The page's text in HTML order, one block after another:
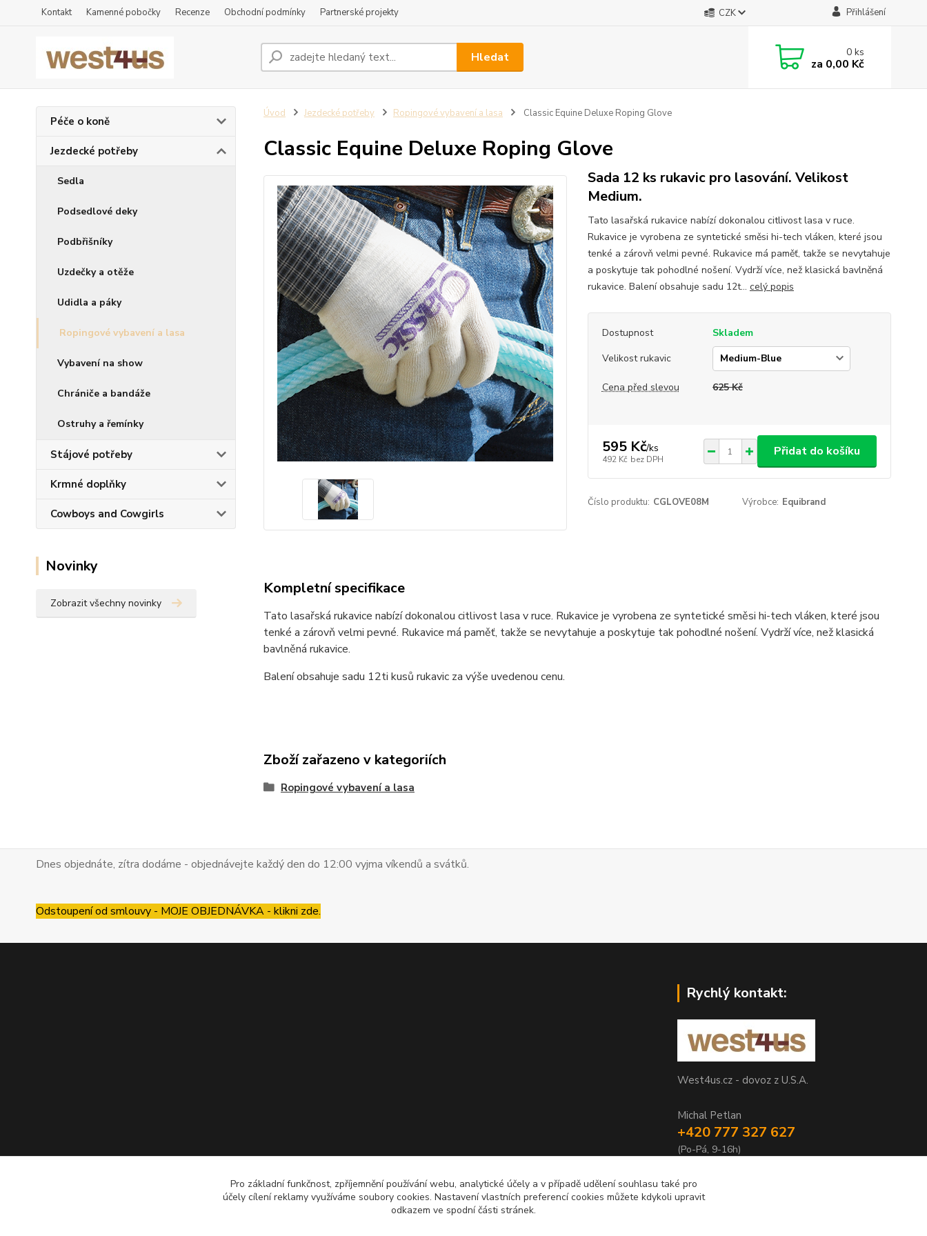
Kontakt Kamenné pobočky Recenze Obchodní podmínky Partnerské projekty CZK Přihlášení
Hledat 0ks
za 0,00 Kč
Péče o koně
Jezdecké potřeby
Sedla
Podsedlové deky
Podbřišníky
Uzdečky a otěže
Udidla a páky
Ropingové vybavení a lasa
Vybavení na show
Chrániče a bandáže
Ostruhy a řemínky
Stájové potřeby
Krmné doplňky
Cowboys and Cowgirls
Novinky
Zobrazit všechny novinky
Úvod Jezdecké potřeby Ropingové vybavení a lasa Classic Equine Deluxe Roping Glove
Classic Equine Deluxe Roping Glove
Sada 12 ks rukavic pro lasování. Velikost
Medium.
Tato lasařská rukavice nabízí dokonalou citlivost lasa v ruce.
Rukavice je vyrobena ze syntetické směsi hi-tech vláken, které jsou
tenké a zárovň velmi pevné. Rukavice má paměť, takže se nevytahuje
a poskytuje tak pohodlné nošení. Vydrží více, než klasická bavlněná
rukavice. Balení obsahuje sadu 12t... celý popis
Dostupnost
Skladem
Velikost rukavic
Cena před slevou 625 Kč
595 Kč/ks
492 Kč bez DPH
Přidat do košíku
Číslo produktu: CGLOVE08M Výrobce: Equibrand
Kompletní specifikace
Tato lasařská rukavice nabízí dokonalou citlivost lasa v ruce. Rukavice je vyrobena ze syntetické směsi hi-tech vláken, které jsou
tenké a zárovň velmi pevné. Rukavice má paměť, takže se nevytahuje a poskytuje tak pohodlné nošení. Vydrží více, než klasická
bavlněná rukavice.
Balení obsahuje sadu 12ti kusů rukavic za výše uvedenou cenu.
Zboží zařazeno v kategoriích
Ropingové vybavení a lasa
Dnes objednáte, zítra dodáme - objednávejte každý den do 12:00 vyjma víkendů a svátků.
Odstoupení od smlouvy - MOJE OBJEDNÁVKA - klikni zde.
Rychlý kontakt:
West4us.cz - dovoz z U.S.A.
Michal Petlan
+420 777 327 627
(Po-Pá, 9-16h)
Pro základní funkčnost, zpříjemnění používání webu, analytické účely a v případě udělení souhlasu také pro
účely cílení reklamy využíváme soubory cookies. Nastavení vlastních preferencí cookies můžete kdykoli upravit
odkazem ve spodní části stránek.